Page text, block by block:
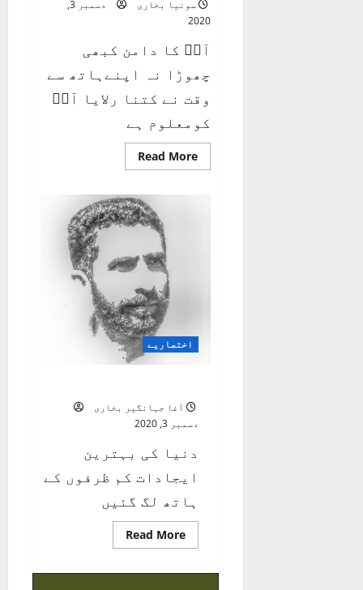
سونیا بخاری
دسمبر 3,
2020
آپؐ کا دامن کبھی
چھوڑا نہ اپنےہاتھ سے
وقت نے کتنا رلایا آپؐ
کومعلوم ہے
Read More
more
بنی
اس
کو
نبھایا
کومعلوم
ہے
اختصاریے
آغا جہانگیر بخاری
دسمبر 3, 2020
دنیا کی بہترین
ایجادات کم ظرفوں کے
ہاتھ لگ گئیں
Read More
more
پیمائی